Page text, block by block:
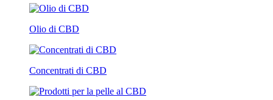
Olio di CBD
Concentrati di CBD